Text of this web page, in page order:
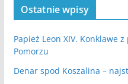
Ostatnie wpisy
Papież Leon XIV. Konklawe
Pomorzu
Denar spod Koszalina –